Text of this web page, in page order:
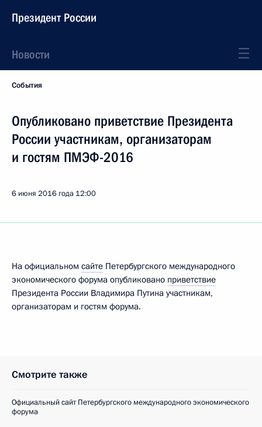
Президент России
Новости
События
Опубликовано приветствие Президента
России участникам, организаторам
и гостям ПМЭФ-2016
6 июня 2016 года 12:00
На официальном сайте Петербургского международного
экономического форума опубликовано приветствие
Президента России Владимира Путина участникам,
организаторам и гостям форума.
Смотрите также
Официальный сайт Петербургского международного экономического
форума